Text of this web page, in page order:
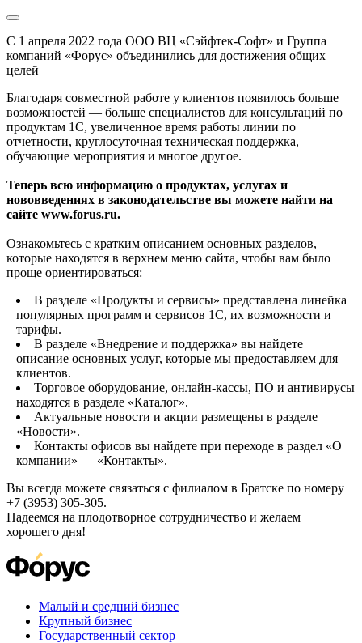
С 1 апреля 2022 года ООО ВЦ «Сэйфтек-Софт» и Группа
компаний «Форус» объединились для достижения общих
целей
Благодаря совместной работе у клиентов появилось больше
возможностей — больше специалистов для консультаций по
продуктам 1С, увеличенное время работы линии по
отчетности, круглосуточная техническая поддержка,
обучающие мероприятия и многое другое.
Теперь всю информацию о продуктах, услугах и
нововведениях в законодательстве вы можете найти на
сайте www.forus.ru.
Ознакомьтесь с кратким описанием основных разделов,
которые находятся в верхнем меню сайта, чтобы вам было
проще ориентироваться:
В разделе «Продукты и сервисы» представлена линейка
популярных программ и сервисов 1С, их возможности и
тарифы.
В разделе «Внедрение и поддержка» вы найдете
описание основных услуг, которые мы предоставляем для
клиентов.
Торговое оборудование, онлайн-кассы, ПО и антивирусы
находятся в разделе «Каталог».
Актуальные новости и акции размещены в разделе
«Новости».
Контакты офисов вы найдете при переходе в раздел «О
компании» — «Контакты».
Вы всегда можете связаться с филиалом в Братске по номеру
+7 (3953) 305-305.
Надеемся на плодотворное сотрудничество и желаем
хорошего дня!
Малый и средний бизнес
Крупный бизнес
Государственный сектор